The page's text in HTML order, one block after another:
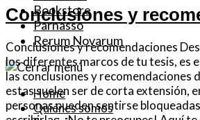
Bookstore
Parnasso
Rerum Novarum
Home
Quiénes somos
Conclusiones y
Conclusiones y recomendaciones
los diferentes marcos de tu tesis, es
las conclusiones y recomendaciones
estas suelen ser de corta extensión,
personas pueden sentirse